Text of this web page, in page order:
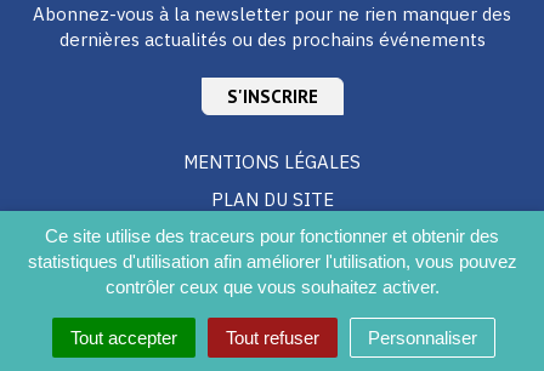
Ce site utilise des traceurs pour fonctionner et obtenir des
statistiques d'utilisation afin améliorer l'utilisation, vous pouvez
contrôler ceux que vous souhaitez activer.
Tout accepter Tout refuser Personnaliser
Abonnez-vous à la newsletter pour ne rien manquer des
dernières actualités ou des prochains événements
S'INSCRIRE
MENTIONS LÉGALES
PLAN DU SITE
CRÉDITS
ACCESSIBILITÉ DU SITE